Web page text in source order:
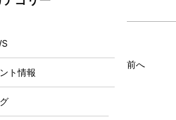
前へ
ト情報